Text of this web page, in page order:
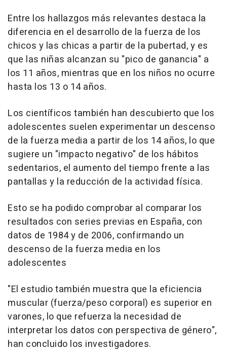
Entre los hallazgos más relevantes destaca la
diferencia en el desarrollo de la fuerza de los
chicos y las chicas a partir de la pubertad, y es
que las niñas alcanzan su "pico de ganancia" a
los 11 años, mientras que en los niños no ocurre
hasta los 13 o 14 años.
Los científicos también han descubierto que los
adolescentes suelen experimentar un descenso
de la fuerza media a partir de los 14 años, lo que
sugiere un "impacto negativo" de los hábitos
sedentarios, el aumento del tiempo frente a las
pantallas y la reducción de la actividad física.
Esto se ha podido comprobar al comparar los
resultados con series previas en España, con
datos de 1984 y de 2006, confirmando un
descenso de la fuerza media en los
adolescentes
"El estudio también muestra que la eficiencia
muscular (fuerza/peso corporal) es superior en
varones, lo que refuerza la necesidad de
interpretar los datos con perspectiva de género",
han concluido los investigadores.